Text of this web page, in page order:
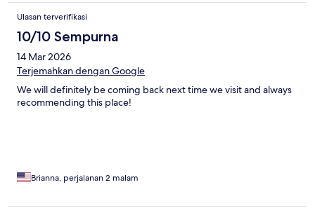
might catch a photo of Grizzly, we did. The wonderful weather
has to be mentioned as the morning temps were in the 30's and
40's and the daily temp never got above 75, All in all highly
recommended
Ulasan terverifikasi
10/10 Sempurna
14 Mar 2026
Terjemahkan dengan Google
We will definitely be coming back next time we visit and always
recommending this place!
Brianna, perjalanan 2 malam